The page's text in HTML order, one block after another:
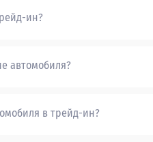
ин?
автомобиля?
в трейд-ин?